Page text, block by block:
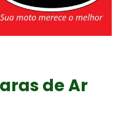
de Ar